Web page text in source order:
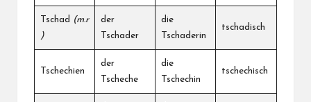
Tschad
(m.r
)
der
Tschader
die
Tschaderin
tschadisch
Tschechien
der
Tscheche
die
Tschechin
tschechisch